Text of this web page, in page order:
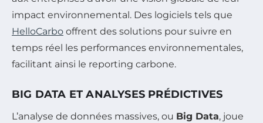
impact environnemental. Des logiciels tels que
HelloCarbo offrent des solutions pour suivre en
temps réel les performances environnementales,
facilitant ainsi le reporting carbone.
BIG DATA ET ANALYSES PRÉDICTIVES
L’analyse de données massives, ou Big Data, joue